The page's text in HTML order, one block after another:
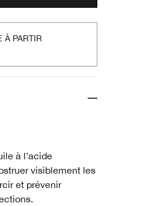
À PARTIR
à l’acide
visiblement les
et prévenir